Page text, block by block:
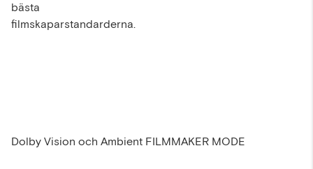
bästa
filmskaparstandarderna.
Dolby Vision och Ambient FILMMAKER MODE